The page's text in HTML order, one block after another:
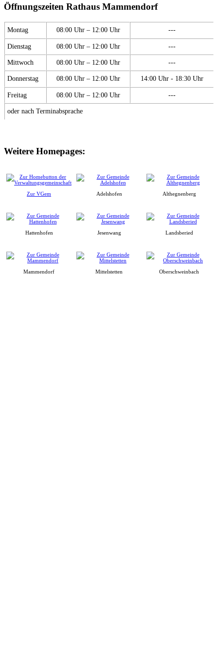
Öffnungszeiten Rathaus Mammendorf
Montag 08:00 Uhr – 12:00 Uhr ---
Dienstag 08:00 Uhr – 12:00 Uhr ---
Mittwoch 08:00 Uhr – 12:00 Uhr ---
Donnerstag 08:00 Uhr – 12:00 Uhr 14:00 Uhr - 18:30 Uhr
Freitag 08:00 Uhr – 12:00 Uhr ---
oder nach Terminabsprache
Weitere Homepages:
Zur VGem Adelshofen Althegnenberg
Hattenhofen Jesenwang Landsberied
Mammendorf Mittelstetten Oberschweinbach